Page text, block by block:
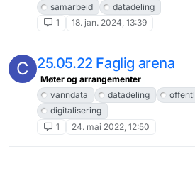
samarbeid
datadeling
1
18. jan. 2024, 13:39
C 25.05.22 Faglig arena
Møter og arrangementer
vanndata
datadeling
digitalisering
1
24. mai 2022, 12:50